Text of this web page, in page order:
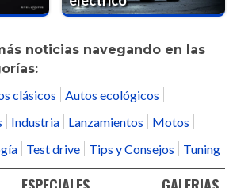
noticias navegando en las
clásicos
Autos ecológicos
Industria Lanzamientos
Motos
Test drive Tips y Consejos Tuning